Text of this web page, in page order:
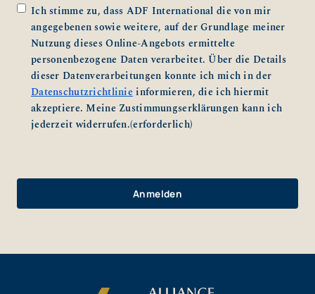
Zustimmung(erforderlich)
Ich stimme zu, dass ADF International die von mir
angegebenen sowie weitere, auf der Grundlage meiner
Nutzung dieses Online-Angebots ermittelte
personenbezogene Daten verarbeitet. Über die Details
dieser Datenverarbeitungen konnte ich mich in der
Datenschutzrichtlinieinformieren, die ich hiermit
akzeptiere. Meine Zustimmungserklärungen kann ich
jederzeit widerrufen.(erforderlich)